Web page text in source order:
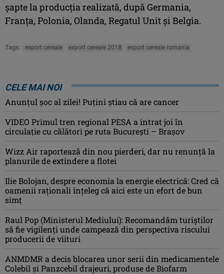
şapte la producţia realizată, după Germania,
Franţa, Polonia, Olanda, Regatul Unit şi Belgia.
Tags: export cereale export cereale 2018 export cereale romania
CELE MAI NOI
Anunţul şoc al zilei! Puţini ştiau că are cancer
VIDEO Primul tren regional PESA a intrat joi în
circulație cu călători pe ruta București – Brașov
Wizz Air raportează din nou pierderi, dar nu renunță la
planurile de extindere a flotei
Ilie Bolojan, despre economia la energie electrică: Cred că
oamenii raţionali înţeleg că aici este un efort de bun
simţ
Raul Pop (Ministerul Mediului): Recomandăm turiştilor
să fie vigilenţi unde campează din perspectiva riscului
producerii de viituri
ANMDMR a decis blocarea unor serii din medicamentele
Colebil și Panzcebil drajeuri, produse de Biofarm